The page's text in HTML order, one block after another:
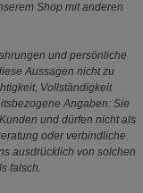
Shop mit anderen
und persönliche
Aussagen nicht zu
Vollständigkeit
Angaben: Sie
und dürfen nicht als
oder verbindliche
ausdrücklich von solchen
falsch.